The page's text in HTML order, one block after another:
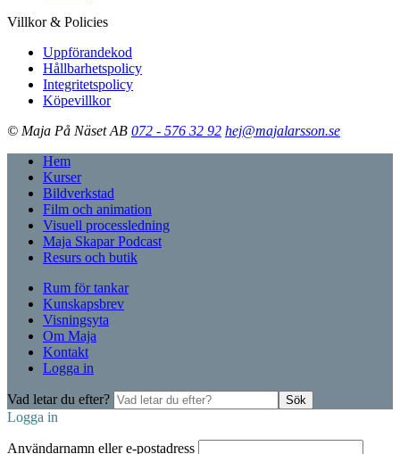
Villkor & Policies
Uppförandekod
Hållbarhetspolicy
Integritetspolicy
Köpevillkor
© Maja På Näset AB 072 - 576 32 92 hej@majalarsson.se
Hem
Kurser
Bildverkstad
Film och animation
Visuell processledning
Maja Skapar Podcast
Resurs och butik
Rum för tankar
Kunskapsbrev
Visningsyta
Om Maja
Kontakt
Logga in
Vad letar du efter? Sök
Logga in
Användarnamn eller e-postadress